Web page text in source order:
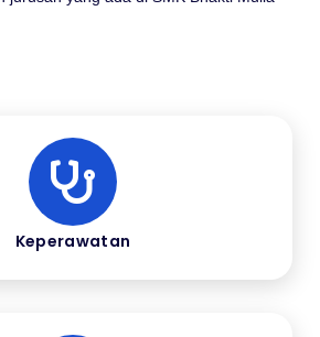
Keperawatan